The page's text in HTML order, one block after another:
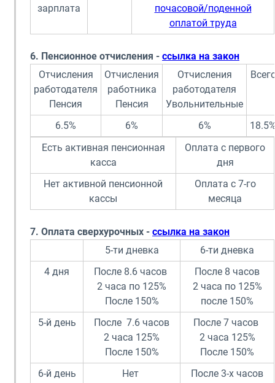
зарплата
почасовой/поденной
оплатой труда
6. Пенсионное отчисления - ссылка на закон
Отчисления
работодателя
Пенсия
Отчисления
работника
Пенсия
Отчисления
работодателя
Увольнительные
6.5% 6% 6%
Есть активная пенсионная
касса
Оплата с первого
дня
Нет активной пенсионной
кассы
Оплата с 7-го
месяца
7. Оплата сверхурочных - ссылка на закон
5-ти дневка
6-ти дневка
4 дня
После 8.6 часов
2 часа по 125%
После 150%
После 8 часов
2 часа по 125%
после 150%
5-й день
После 7.6 часов
2 часа 125%
После 150%
После 7 часов
2 часа 125%
После 150%
6-й день
Нет После 3-х часов